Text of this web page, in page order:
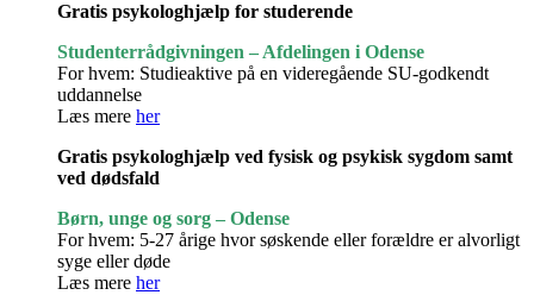
Gratis psykologhjælp for studerende
Studenterrådgivningen – Afdelingen i Odense
For hvem: Studieaktive på en videregående SU-godkendt
uddannelse
Læs mere her
Gratis psykologhjælp ved fysisk og psykisk sygdom samt
ved dødsfald
Børn, unge og sorg – Odense
For hvem: 5-27 årige hvor søskende eller forældre er alvorligt
syge eller døde
Læs mere her